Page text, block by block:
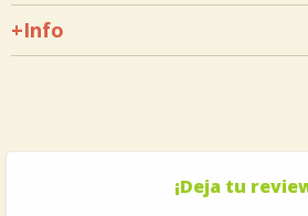
+Info
¡Deja tu